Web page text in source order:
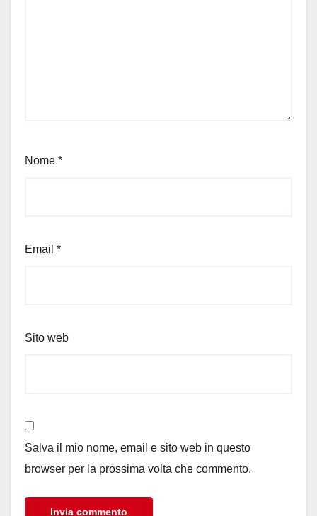
Nome *
Email *
Sito web
Salva il mio nome, email e sito web in questo
browser per la prossima volta che commento.